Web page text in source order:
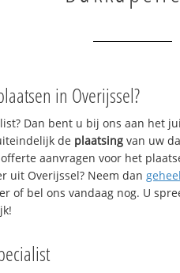
in Overijssel?
Dan bent u bij ons aan het
de plaatsing van uw
aanvragen voor het
uit Overijssel? Neem dan
of bel ons vandaag nog. U